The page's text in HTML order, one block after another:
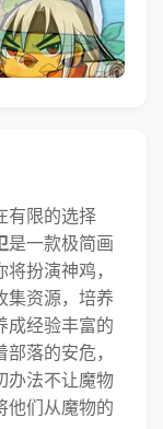
限的选择
是一款极简画
扮演神鸡，
集资源，培养
成经验丰富的
落的安危，
办法不让魔物
他们从魔物的